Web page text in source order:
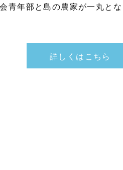
青年部と島の農家が一丸と
詳しくはこちら